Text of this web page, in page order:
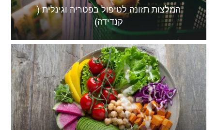
המלצות תזונה לטיפול בפטריה וגינלית (
קנדידה)